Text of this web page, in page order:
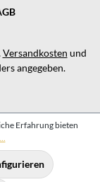
Versandkosten und
angegeben.
Erfahrung bieten